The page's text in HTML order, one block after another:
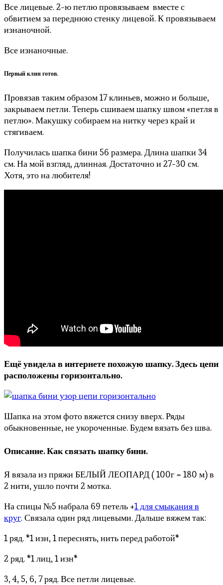
Все лицевые. 2-ю петлю провязываем вместе с
обвитием за переднюю стенку лицевой. К провязываем
изнаночной.
Все изнаночные.
Первый клин готов.
Провязав таким образом 17 клиньев, можно и больше,
закрываем петли. Теперь сшиваем шапку швом «петля в
петлю». Макушку собираем на нитку через край и
стягиваем.
Получилась шапка бини 56 размера. Длина шапки 34
см. На мой взгляд, длинная. Достаточно и 27-30 см.
Хотя, это на любителя!
Ещё увидела в интернете похожую шапку. Здесь цепи
расположены горизонтально.
Шапка на этом фото вяжется снизу вверх. Ряды
обыкновенные, не укороченные. Будем вязать без шва.
Описание. Как связать шапку бини.
Я вязала из пряжи БЕЛЫЙ ЛЕОПАРД ( 100г = 180 м) в
2 нити, ушло почти 2 мотка.
На спицы №5 набрала 69 петель +1 для смыкания в
круг. Связала один ряд лицевыми. Дальше вяжем так:
1 ряд. *1 изн, 1 переснять, нить перед работой*
2 ряд. *1 лиц, 1 изн*
3, 4, 5, 6, 7 ряд. Все петли лицевые.